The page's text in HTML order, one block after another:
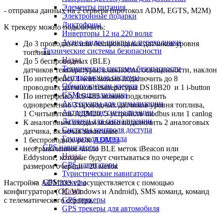
Элементы питания
Электронные подарки
Диктофоны
Инверторы 12 на 220 вольт
Аудио-видео шнуры и переходники
Технические системы безопасности
Назад
Технические системы безопасности
Антикражные системы
Обнаружители жучков
GSM сигнализации
Аксессуары для сигнализации
Автономные сигнализации
Датчики для сигнализации
Системы контроля доступа
Глушители сигнала
GPS навигаторы
Назад
GPS навигаторы
Туристические навигаторы
GPS трекеры
Назад
GPS трекеры
GPS трекеры для автомобиля
- отправка данных на 2 сервера (протокол ADM, EGTS, M2M)
К трекеру можно подключить:
До 3 проводных или беспроводных датчиков уровня
топлива
До 5 беспроводных (BLE)
датчиков температуры, влажности, освещенности,
По интерфейсу 1-wire можно подключить до 8
проводных датчиков температуры DS18B20 и 1 i-button
По интерфейсу RS-485 можно подключить
одновременно 3 проводных датчиков уровня топлива,
1 Считыватель АДМ20, 5 устройств modbus или 1 сanlog
К аналоговым входам можно подключить 2 аналоговых
датчика, включая зажигание
1 беспроводное релеADM33
неограниченное число BLE меток iBeacon или
Eddystone, которые будут считываться по очереди с
размером очереди - 20 меток
Настройка ADM333 v2 осуществляется с помощью
конфигуратора (ОС Windows и Android), SMS команд, команд
с телематического сервера.